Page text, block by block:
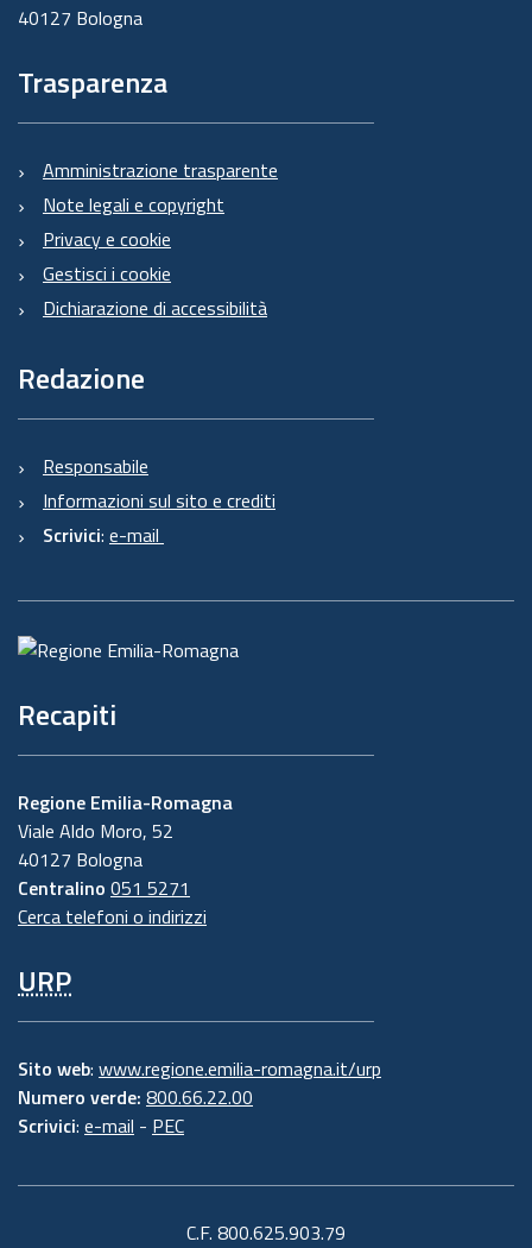
40127 Bologna
Trasparenza
Amministrazione trasparente
Note legali e copyright
Privacy e cookie
Gestisci i cookie
Dichiarazione di accessibilità
Redazione
Responsabile
Informazioni sul sito e crediti
Scrivici: e-mail
Recapiti
Regione Emilia-Romagna
Viale Aldo Moro, 52
40127 Bologna
Centralino 051 5271
Cerca telefoni o indirizzi
URP
Sito web: www.regione.emilia-romagna.it/urp
Numero verde: 800.66.22.00
Scrivici: e-mail - PEC
C.F. 800.625.903.79